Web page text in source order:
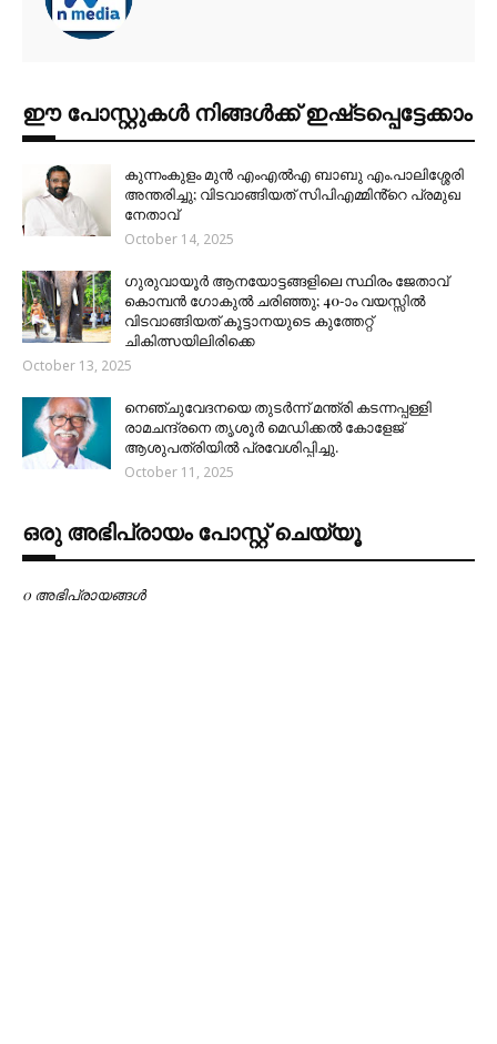
ഈ പോസ്റ്റുകൾ നിങ്ങൾക്ക് ഇഷ്‌‌ടപ്പെട്ടേക്കാം
കുന്നംകുളം മുൻ എംഎൽഎ ബാബു എം.പാലിശ്ശേരി
അന്തരിച്ചു; വിടവാങ്ങിയത് സിപിഎമ്മിൻ്റെ പ്രമുഖ
നേതാവ്
October 14, 2025
ഗുരുവായൂർ ആനയോട്ടങ്ങളിലെ സ്ഥിരം ജേതാവ്
കൊമ്പൻ ഗോകുൽ ചരിഞ്ഞു; 40-ാം വയസ്സിൽ
വിടവാങ്ങിയത് കൂട്ടാനയുടെ കുത്തേറ്റ്
ചികിത്സയിലിരിക്കെ
October 13, 2025
നെഞ്ചുവേദനയെ തുടർന്ന് മന്ത്രി കടന്നപ്പള്ളി
രാമചന്ദ്രനെ തൃശൂർ മെഡിക്കൽ കോളേജ്
ആശുപത്രിയിൽ പ്രവേശിപ്പിച്ചു.
October 11, 2025
ഒരു അഭിപ്രായം പോസ്റ്റ് ചെയ്യൂ
0 അഭിപ്രായങ്ങള്‍